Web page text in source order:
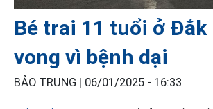
Bé trai 11 tuổi ở Đắk
vong vì bệnh dại
BẢO TRUNG | 06/01/2025 - 16:33